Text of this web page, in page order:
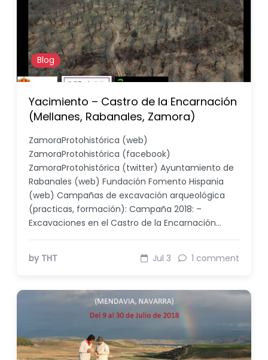
Blog
Yacimiento – Castro de la Encarnación
(Mellanes, Rabanales, Zamora)
ZamoraProtohistórica (web)
ZamoraProtohistórica (facebook)
ZamoraProtohistórica (twitter) Ayuntamiento de
Rabanales (web) Fundación Fomento Hispania
(web) Campañas de excavación arqueológica
(practicas, formación): Campaña 2018: –
Excavaciones en el Castro de la Encarnación…
by THT Jul 3 1 comment